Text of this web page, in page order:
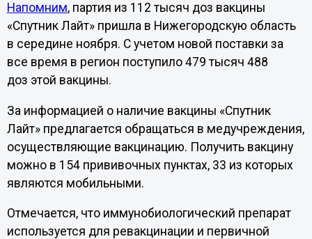
Напомним, партия из 112 тысяч доз вакцины
«Спутник Лайт» пришла в Нижегородскую область
в середине ноября. С учетом новой поставки за
все время в регион поступило 479 тысяч 488
доз этой вакцины.
За информацией о наличие вакцины «Спутник
Лайт» предлагается обращаться в медучреждения,
осуществляющие вакцинацию. Получить вакцину
можно в 154 прививочных пунктах, 33 из которых
являются мобильными.
Отмечается, что иммунобиологический препарат
используется для ревакцинации и первичной